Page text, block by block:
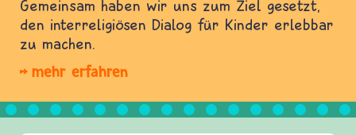
Gemeinsam haben wir uns zum Ziel gesetzt,
den interreligiösen Dialog für Kinder erlebbar
zu machen.
mehr erfahren